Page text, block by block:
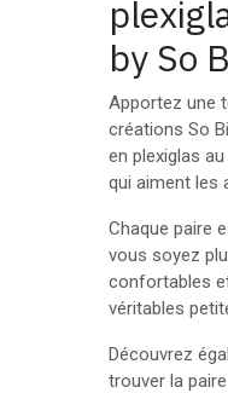
by So
Apportez une
créations So
en plexiglas
qui aiment les
Chaque paire
vous soyez
confortables
véritables
Découvrez
trouver la